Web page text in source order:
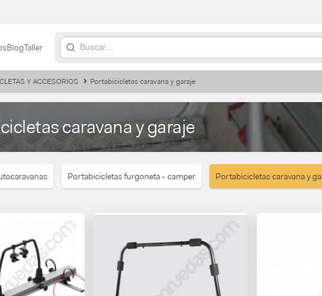
BlogTaller
Y ACCESORIOS Portabicicletas caravana y garaje
caravana y garaje
Portabicicletas furgoneta - camper Portabicicletas caravana y